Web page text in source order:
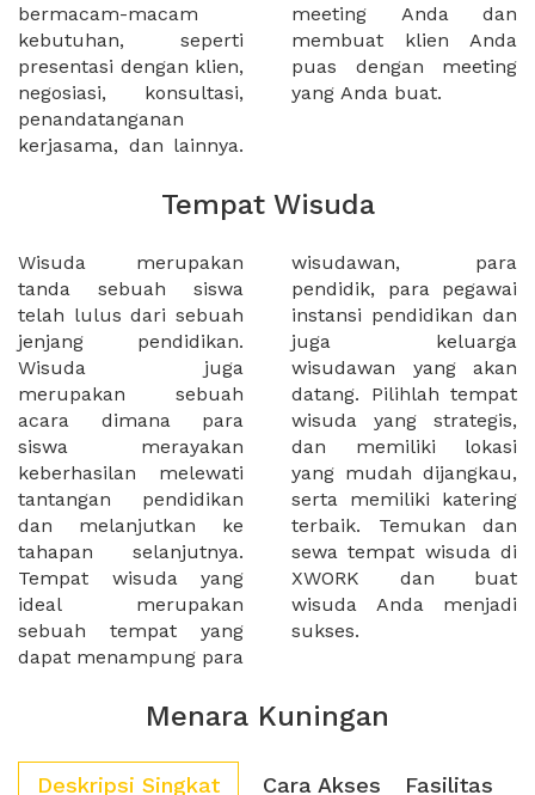
bermacam-macam
kebutuhan, seperti
presentasi dengan klien,
negosiasi, konsultasi,
penandatanganan
kerjasama, dan lainnya.
meeting Anda dan
membuat klien Anda
puas dengan meeting
yang Anda buat.
Tempat Wisuda
Wisuda merupakan
tanda sebuah siswa
telah lulus dari sebuah
jenjang pendidikan.
Wisuda juga
merupakan sebuah
acara dimana para
siswa merayakan
keberhasilan melewati
tantangan pendidikan
dan melanjutkan ke
tahapan selanjutnya.
Tempat wisuda yang
ideal merupakan
sebuah tempat yang
dapat menampung para
wisudawan, para
pendidik, para pegawai
instansi pendidikan dan
juga keluarga
wisudawan yang akan
datang. Pilihlah tempat
wisuda yang strategis,
dan memiliki lokasi
yang mudah dijangkau,
serta memiliki katering
terbaik. Temukan dan
sewa tempat wisuda di
XWORK dan buat
wisuda Anda menjadi
sukses.
Menara Kuningan
Deskripsi Singkat Cara Akses Fasilitas